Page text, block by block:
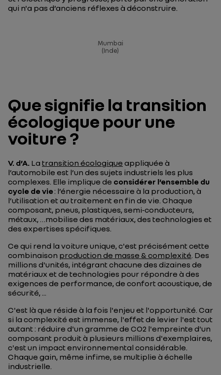
qui n'a pas d’anciens réflexes à déconstruire.
Mumbai
(Inde)
Que signifie la transition
écologique pour une
voiture ?
V. d’A. La transition écologique appliquée à
l’automobile est l’un des sujets industriels les plus
complexes. Elle implique de considérer l’ensemble du
cycle de vie: l’énergie nécessaire à la production, à
l’utilisation et au traitement en fin de vie. Chaque
composant, pneus, plastiques, semi‑conducteurs,
métaux, …mobilise des matériaux, des technologies et
des expertises spécifiques.
Ce qui rend la voiture unique, c'est précisément cette
combinaison production de masse & complexité. Des
millions d'unités, intégrant chacune des dizaines de
matériaux et de technologies pour répondre à des
exigences de performance, de confort acoustique, de
sécurité, ...
C'est là que réside à la fois l'enjeu et l'opportunité. Car
si la complexité est immense, l'effet de levier l'est tout
autant : réduire d'un gramme de CO2 l'empreinte d'un
composant produit à plusieurs millions d'exemplaires,
c'est un impact environnemental considérable.
Chaque gain, même infime, se multiplie à échelle
industrielle.